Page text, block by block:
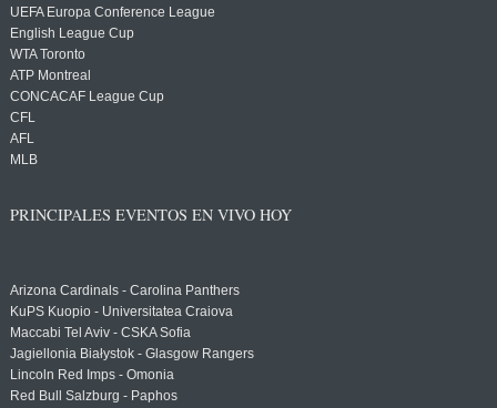
UEFA Europa Conference League
English League Cup
WTA Toronto
ATP Montreal
CONCACAF League Cup
CFL
AFL
MLB
PRINCIPALES EVENTOS EN VIVO HOY
Arizona Cardinals - Carolina Panthers
KuPS Kuopio - Universitatea Craiova
Maccabi Tel Aviv - CSKA Sofia
Jagiellonia Białystok - Glasgow Rangers
Lincoln Red Imps - Omonia
Red Bull Salzburg - Paphos